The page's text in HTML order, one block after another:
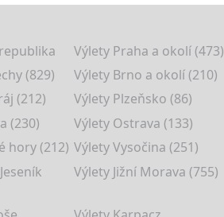
Výlety Praha a okolí (473)
(829)
Výlety Brno a okolí (210)
(212)
Výlety Plzeňsko (86)
(230)
Výlety Ostrava (133)
hory (212) Výlety Vysočina (251)
Výlety Jižní Morava (755)